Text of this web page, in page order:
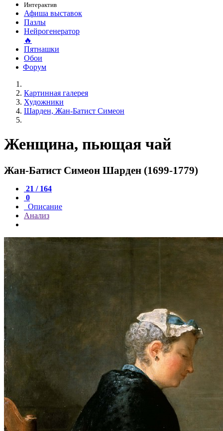
Интерактив
Афиша выставок
Пазлы
Нейрогенератор
🔥
Пятнашки
Обои
Форум
Картинная галерея
Художники
Шарден, Жан-Батист Симеон
Женщина, пьющая чай
Жан-Батист Симеон Шарден (1699-1779)
21 / 164
0
Описание
Анализ